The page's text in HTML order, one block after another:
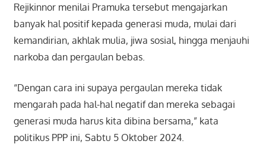
Rejikinnor menilai Pramuka tersebut mengajarkan
banyak hal positif kepada generasi muda, mulai dari
kemandirian, akhlak mulia, jiwa sosial, hingga menjauhi
narkoba dan pergaulan bebas.
“Dengan cara ini supaya pergaulan mereka tidak
mengarah pada hal-hal negatif dan mereka sebagai
generasi muda harus kita dibina bersama,” kata
politikus PPP ini, Sabtu 5 Oktober 2024.